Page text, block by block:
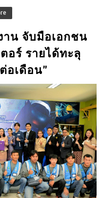
น จับมือเอกชน
อร์ รายได้ทะลุ
อเดือน”